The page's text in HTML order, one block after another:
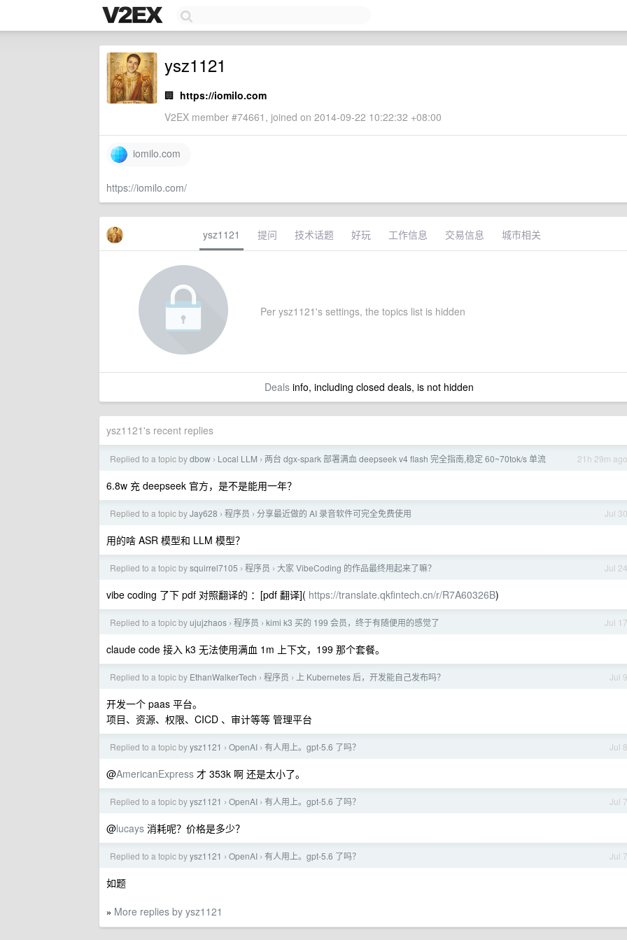
ysz1121
🏢 https://iomilo.com
V2EX member #74661, joined on 2014-09-22 10:22:32 +08:00
iomilo.com
https://iomilo.com/
ysz1121 提问 技术话题 好玩 工作信息 交易信息 城市相关
Per ysz1121's settings, the topics list is hidden
Dealsinfo, including closed deals, is not hidden
ysz1121's recent replies
21h 29m ago
Replied to a topic bydbow › Local LLM › 两台 dgx-spark 部署满血 deepseek v4 flash 完全指南,稳定 60~70tok/s 单流
6.8w 充 deepseek 官方，是不是能用一年？
Jul 30
Replied to a topic byJay628 › 程序员 › 分享最近做的 AI 录音软件可完全免费使用
用的啥 ASR 模型和 LLM 模型？
Jul 24
Replied to a topic bysquirrel7105 › 程序员 › 大家 VibeCoding 的作品最终用起来了嘛？
vibe coding 了下 pdf 对照翻译的 ：[pdf 翻译]( https://translate.qkfintech.cn/r/R7A60326B)
Jul 17
Replied to a topic byujujzhaos › 程序员 › kimi k3 买的 199 会员，终于有随便用的感觉了
claude code 接入 k3 无法使用满血 1m 上下文，199 那个套餐。
Jul 9
Replied to a topic by EthanWalkerTech › 程序员 › 上 Kubernetes 后，开发能自己发布吗？
开发一个 paas 平台。
项目、资源、权限、CICD 、审计等等 管理平台
Jul 8
Replied to a topic byysz1121 › OpenAI › 有人用上。gpt-5.6 了吗？
@AmericanExpress 才 353k 啊 还是太小了。
Jul 7
Replied to a topic byysz1121 › OpenAI › 有人用上。gpt-5.6 了吗？
@lucays 消耗呢？价格是多少？
Jul 7
Replied to a topic byysz1121 › OpenAI › 有人用上。gpt-5.6 了吗？
如题
» More replies by ysz1121